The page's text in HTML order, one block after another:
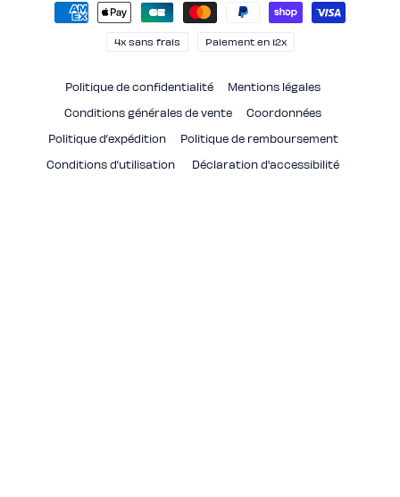
paiement
4x sans frais Paiement en 12x
Politique de confidentialité
Mentions légales
Conditions générales de vente
Coordonnées
Politique d’expédition
Politique de remboursement
Conditions d’utilisation
Déclaration d'accessibilité